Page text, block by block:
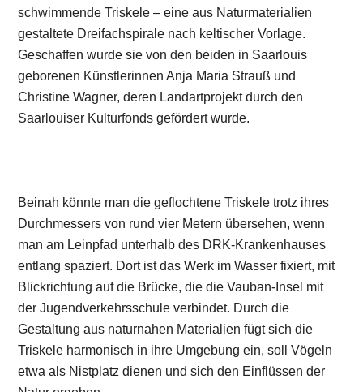
schwimmende Triskele – eine aus Naturmaterialien
gestaltete Dreifachspirale nach keltischer Vorlage.
Geschaffen wurde sie von den beiden in Saarlouis
geborenen Künstlerinnen Anja Maria Strauß und
Christine Wagner, deren Landartprojekt durch den
Saarlouiser Kulturfonds gefördert wurde.
Beinah könnte man die geflochtene Triskele trotz ihres
Durchmessers von rund vier Metern übersehen, wenn
man am Leinpfad unterhalb des DRK-Krankenhauses
entlang spaziert. Dort ist das Werk im Wasser fixiert, mit
Blickrichtung auf die Brücke, die die Vauban-Insel mit
der Jugendverkehrsschule verbindet. Durch die
Gestaltung aus naturnahen Materialien fügt sich die
Triskele harmonisch in ihre Umgebung ein, soll Vögeln
etwa als Nistplatz dienen und sich den Einflüssen der